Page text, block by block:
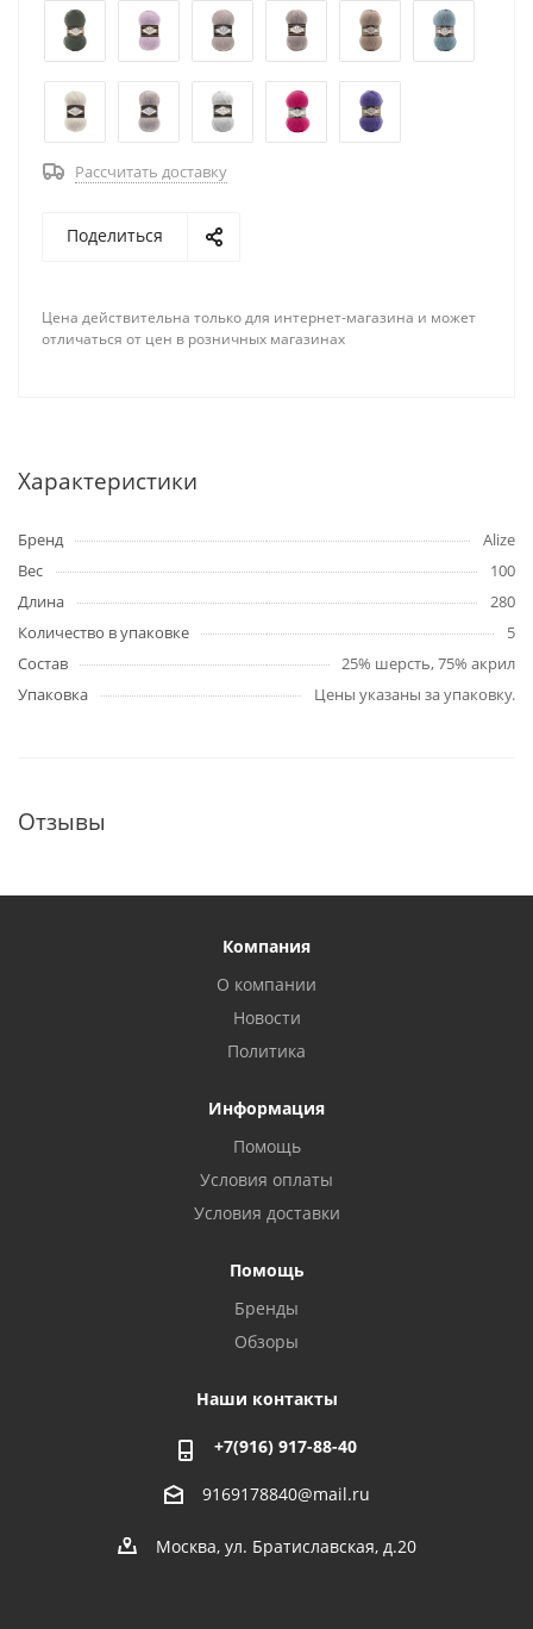
Рассчитать доставку
Поделиться
Цена действительна только для интернет-магазина и может
отличаться от цен в розничных магазинах
Характеристики
Бренд
Alize
Вес
100
Длина
280
Количество в упаковке
5
Состав
25% шерсть, 75% акрил
Упаковка
Цены указаны за упаковку.
Отзывы
Компания
О компании
Новости
Политика
Информация
Помощь
Условия оплаты
Условия доставки
Помощь
Бренды
Обзоры
Наши контакты
+7(916) 917-88-40
9169178840@mail.ru
Москва, ул. Братиславская, д.20